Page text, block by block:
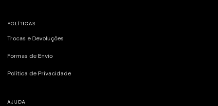
POLÍTICAS
Trocas e Devoluções
Formas de Envio
Política de Privacidade
AJUDA